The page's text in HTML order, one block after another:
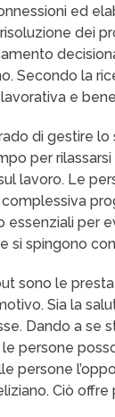
ed
dei
Secondo la
e
di gestire
per
lavoro. Le
essenziali per
si spingono
sono le
Sia la
Dando a se
le persone
persone
Ciò